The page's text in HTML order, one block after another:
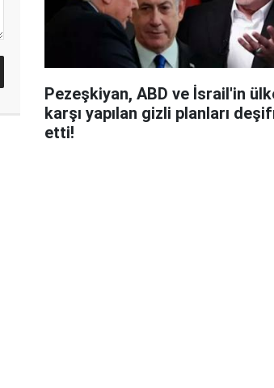
Pezeşkiyan, ABD ve İsrail'in
karşı yapılan gizli planları
etti!